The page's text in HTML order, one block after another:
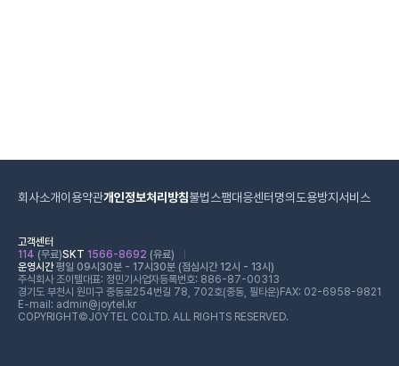
회사소개이용약관개인정보처리방침불법스팸대응센터 명의도용방지서비스
고객센터
114 (무료)SKT 1566-8692 (유료)
운영시간평일 09시30분 - 17시30분 (점심시간 12시 - 13시)
주식회사 조이텔대표: 정민기 사업자등록번호: 886-87-00313
경기도 부천시 원미구 중동로254번길 78, 702호(중동, 필타운) FAX: 02-6958-9821
E-mail: admin@joytel.kr
COPYRIGHT©JOYTEL CO.LTD. ALL RIGHTS RESERVED.